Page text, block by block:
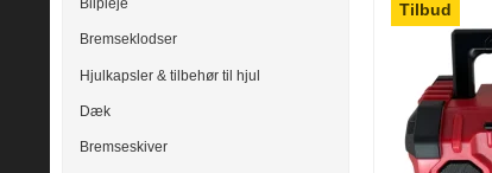
Bilpleje
Bremseklodser
Hjulkapsler & tilbehør til hjul
Dæk
Bremseskiver
Tilbud